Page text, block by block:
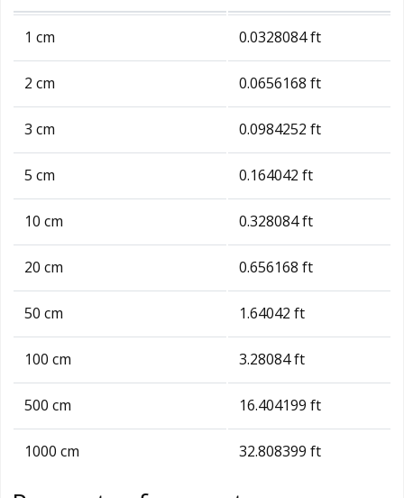
1 cm 0.0328084 ft
2 cm 0.0656168 ft
3 cm 0.0984252 ft
5 cm 0.164042 ft
10 cm 0.328084 ft
20 cm 0.656168 ft
50 cm 1.64042 ft
100 cm 3.28084 ft
500 cm 16.404199 ft
1000 cm 32.808399 ft